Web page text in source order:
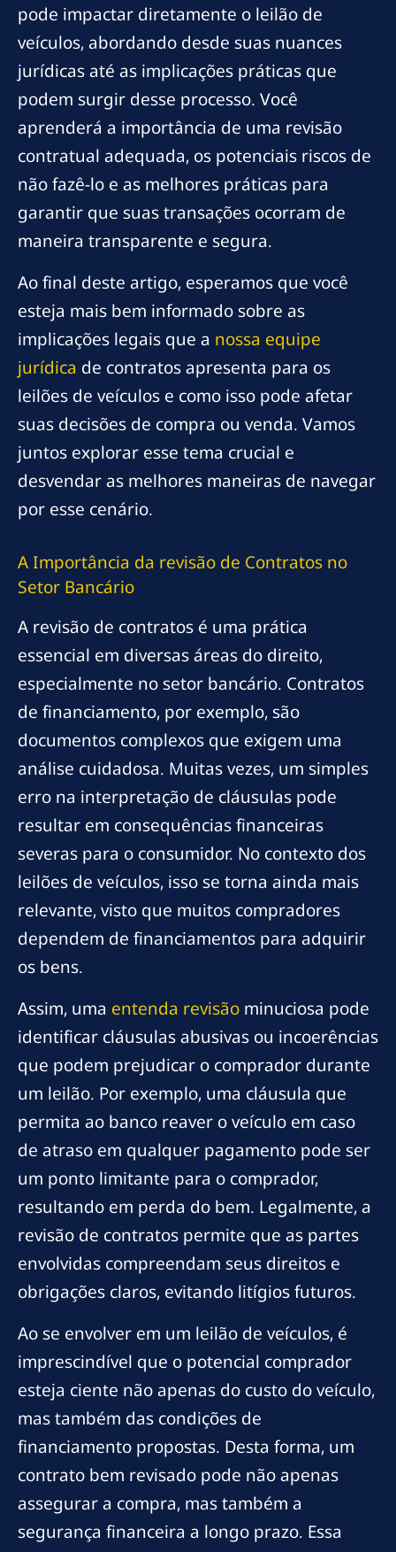
pode impactar diretamente o leilão de
veículos, abordando desde suas nuances
jurídicas até as implicações práticas que
podem surgir desse processo. Você
aprenderá a importância de uma revisão
contratual adequada, os potenciais riscos de
não fazê-lo e as melhores práticas para
garantir que suas transações ocorram de
maneira transparente e segura.
Ao final deste artigo, esperamos que você
esteja mais bem informado sobre as
implicações legais que a nossa equipe
jurídica de contratos apresenta para os
leilões de veículos e como isso pode afetar
suas decisões de compra ou venda. Vamos
juntos explorar esse tema crucial e
desvendar as melhores maneiras de navegar
por esse cenário.
A Importância da revisão de Contratos no
Setor Bancário
A revisão de contratos é uma prática
essencial em diversas áreas do direito,
especialmente no setor bancário. Contratos
de financiamento, por exemplo, são
documentos complexos que exigem uma
análise cuidadosa. Muitas vezes, um simples
erro na interpretação de cláusulas pode
resultar em consequências financeiras
severas para o consumidor. No contexto dos
leilões de veículos, isso se torna ainda mais
relevante, visto que muitos compradores
dependem de financiamentos para adquirir
os bens.
Assim, uma entenda revisão minuciosa pode
identificar cláusulas abusivas ou incoerências
que podem prejudicar o comprador durante
um leilão. Por exemplo, uma cláusula que
permita ao banco reaver o veículo em caso
de atraso em qualquer pagamento pode ser
um ponto limitante para o comprador,
resultando em perda do bem. Legalmente, a
revisão de contratos permite que as partes
envolvidas compreendam seus direitos e
obrigações claros, evitando litígios futuros.
Ao se envolver em um leilão de veículos, é
imprescindível que o potencial comprador
esteja ciente não apenas do custo do veículo,
mas também das condições de
financiamento propostas. Desta forma, um
contrato bem revisado pode não apenas
assegurar a compra, mas também a
segurança financeira a longo prazo. Essa